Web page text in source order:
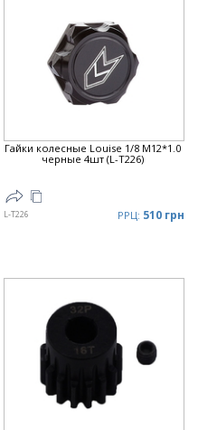
Гайки колесные Louise 1/8 M12*1.0
черные 4шт (L-T226)
L-T226 РРЦ: 510 грн